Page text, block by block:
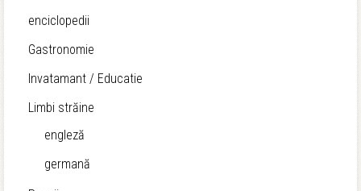
enciclopedii
Gastronomie
Invatamant / Educatie
Limbi străine
engleză
germană